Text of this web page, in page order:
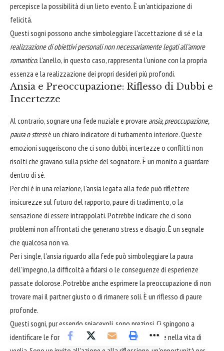
percepisce la possibilità di un lieto evento. È un'anticipazione di
felicità.
Questi sogni possono anche simboleggiare l'accettazione di sé e la
realizzazione di obiettivi personali non necessariamente legati all'amore
romantico. L'anello, in questo caso, rappresenta l'unione con la propria
essenza e la realizzazione dei propri desideri più profondi.
Ansia e Preoccupazione: Riflesso di Dubbi e
Incertezze
Al contrario, sognare una fede nuziale e provare ansia, preoccupazione,
paura o stressè un chiaro indicatore di turbamento interiore. Queste
emozioni suggeriscono che ci sono dubbi, incertezze o conflitti non
risolti che gravano sulla psiche del sognatore. È un monito a guardare
dentro di sé.
Per chi è in una relazione, l'ansia legata alla fede può riflettere
insicurezze sul futuro del rapporto, paure di tradimento, o la
sensazione di essere intrappolati. Potrebbe indicare che ci sono
problemi non affrontati che generano stress e disagio. È un segnale
che qualcosa non va.
Per i single, l'ansia riguardo alla fede può simboleggiare la paura
dell'impegno, la difficoltà a fidarsi o le conseguenze di esperienze
passate dolorose. Potrebbe anche esprimere la preoccupazione di non
trovare mai il partner giusto o di rimanere soli. È un riflesso di paure
profonde.
Questi sogni, pur essendo spiacevoli, sono preziosi. Ci spingono a
identificare le fonti della nostra ansia e ad affrontarle nella vita di